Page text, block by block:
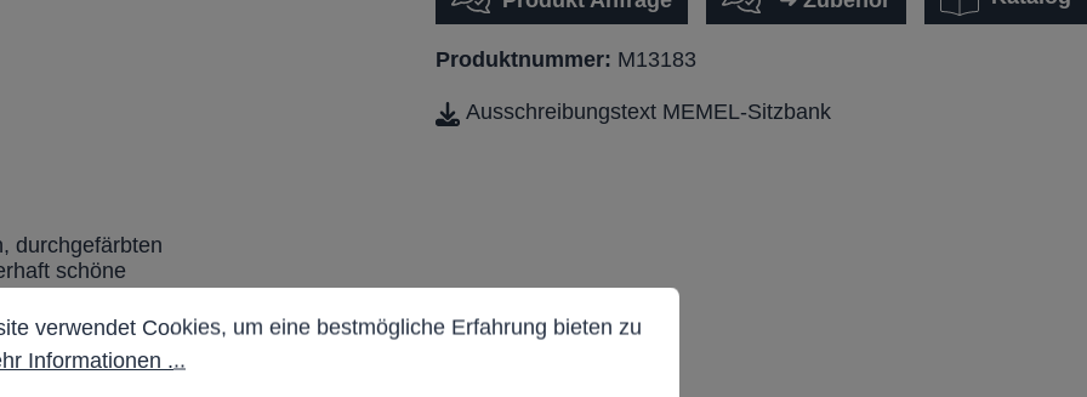
Produktnummer: M13183
Ausschreibungstext MEMEL-Sitzbank
durchgefärbten
schöne
verwendet Cookies, um eine bestmögliche Erfahrung bieten zu können.
verwendet Cookies, um eine bestmögliche Erfahrung bieten zu
Informationen ...